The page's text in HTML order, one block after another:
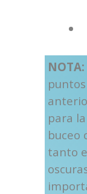
NOTA:
para
buceo
tanto